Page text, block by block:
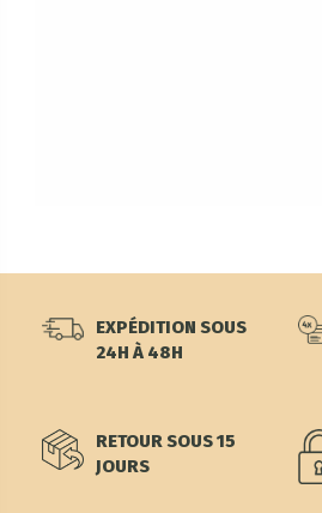
EXPÉDITION SOUS
24H À 48H
RETOUR SOUS 15
JOURS